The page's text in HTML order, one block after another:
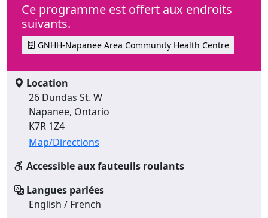
Ce programme est offert aux endroits
suivants.
GNHH-Napanee Area Community Health Centre
Location
26 Dundas St. W
Napanee, Ontario
K7R 1Z4
Map/Directions
Accessible aux fauteuils roulants
Langues parlées
English / French